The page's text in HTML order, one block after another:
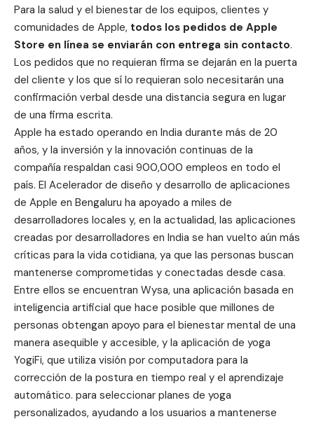
Para la salud y el bienestar de los equipos, clientes y
comunidades de Apple, todos los pedidos de Apple
Store en línea se enviarán con entrega sin contacto.
Los pedidos que no requieran firma se dejarán en la puerta
del cliente y los que sí lo requieran solo necesitarán una
confirmación verbal desde una distancia segura en lugar
de una firma escrita.
Apple ha estado operando en India durante más de 20
años, y la inversión y la innovación continuas de la
compañía respaldan casi 900,000 empleos en todo el
país. El Acelerador de diseño y desarrollo de aplicaciones
de Apple en Bengaluru ha apoyado a miles de
desarrolladores locales y, en la actualidad, las aplicaciones
creadas por desarrolladores en India se han vuelto aún más
críticas para la vida cotidiana, ya que las personas buscan
mantenerse comprometidas y conectadas desde casa.
Entre ellos se encuentran Wysa, una aplicación basada en
inteligencia artificial que hace posible que millones de
personas obtengan apoyo para el bienestar mental de una
manera asequible y accesible, y la aplicación de yoga
YogiFi, que utiliza visión por computadora para la
corrección de la postura en tiempo real y el aprendizaje
automático. para seleccionar planes de yoga
personalizados, ayudando a los usuarios a mantenerse